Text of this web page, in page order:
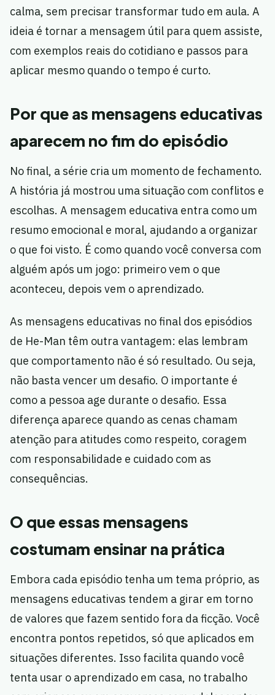
calma, sem precisar transformar tudo em aula. A
ideia é tornar a mensagem útil para quem assiste,
com exemplos reais do cotidiano e passos para
aplicar mesmo quando o tempo é curto.
Por que as mensagens educativas
aparecem no fim do episódio
No final, a série cria um momento de fechamento.
A história já mostrou uma situação com conflitos e
escolhas. A mensagem educativa entra como um
resumo emocional e moral, ajudando a organizar
o que foi visto. É como quando você conversa com
alguém após um jogo: primeiro vem o que
aconteceu, depois vem o aprendizado.
As mensagens educativas no final dos episódios
de He-Man têm outra vantagem: elas lembram
que comportamento não é só resultado. Ou seja,
não basta vencer um desafio. O importante é
como a pessoa age durante o desafio. Essa
diferença aparece quando as cenas chamam
atenção para atitudes como respeito, coragem
com responsabilidade e cuidado com as
consequências.
O que essas mensagens
costumam ensinar na prática
Embora cada episódio tenha um tema próprio, as
mensagens educativas tendem a girar em torno
de valores que fazem sentido fora da ficção. Você
encontra pontos repetidos, só que aplicados em
situações diferentes. Isso facilita quando você
tenta usar o aprendizado em casa, no trabalho